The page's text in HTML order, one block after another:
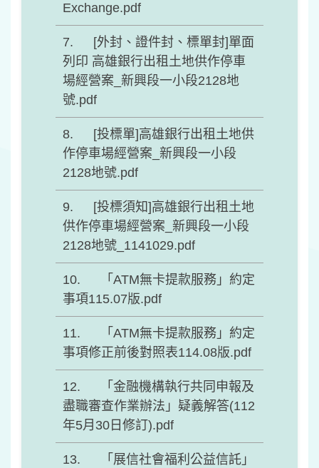
Exchange.pdf
[外封、證件封、標單封]單面
列印 高雄銀行出租土地供作停車
場經營案_新興段一小段2128地
號.pdf
[投標單]高雄銀行出租土地供
作停車場經營案_新興段一小段
2128地號.pdf
[投標須知]高雄銀行出租土地
供作停車場經營案_新興段一小段
2128地號_1141029.pdf
「ATM無卡提款服務」約定
事項115.07版.pdf
「ATM無卡提款服務」約定
事項修正前後對照表114.08版.pdf
「金融機構執行共同申報及
盡職審查作業辦法」疑義解答(112
年5月30日修訂).pdf
「展信社會福利公益信託」